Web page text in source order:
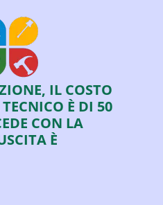
IL COSTO
È DI 50
CON LA
È